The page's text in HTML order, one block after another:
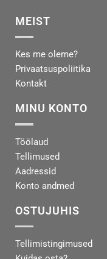
MEIST
Kes me oleme?
Privaatsuspoliitika
Kontakt
MINU KONTO
Töölaud
Tellimused
Aadressid
Konto andmed
OSTUJUHIS
Tellimistingimused